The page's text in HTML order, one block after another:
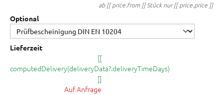
ab [[ price.from ]] Stück nur [[ price.price ]]
Optional
Lieferzeit
[[
computedDelivery(deliveryData?.deliveryTimeDays)
]]
Auf Anfrage